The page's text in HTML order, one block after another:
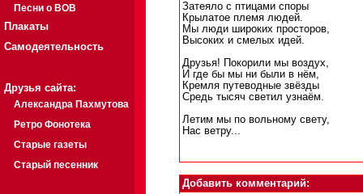
Песни о ВОВ
Плакаты
Самодеятельность
Друзья сайта:
Александра Пахмутова
Ретро Фонотека
Старые газеты
Старый песенник
Затеяло с птицами споры
Крылатое племя людей.
Мы люди широких просторов,
Высоких и смелых идей.
Друзья! Покорили мы воздух,
И где бы мы ни были в нём,
Кремля путеводные звёзды
Средь тысяч светил узнаём.
Летим мы по вольному свету,
Нас ветру...
Добавить комментарий: